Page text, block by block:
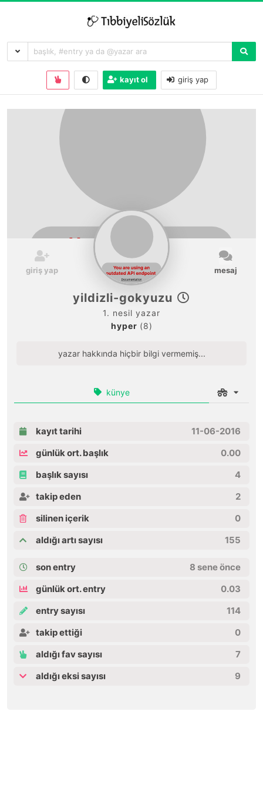
kayıt ol giriş yap
giriş yap mesaj
yildizli-gokyuzu
1. nesil yazar
hyper (8)
yazar hakkında hiçbir bilgi vermemiş...
künye
kayıt tarihi
11-06-2016
günlük ort. başlık
0.00
başlık sayısı
4
takip eden
2
silinen içerik
0
aldığı artı sayısı
155
son entry
8 sene önce
günlük ort. entry
0.03
entry sayısı
114
takip ettiği
0
aldığı fav sayısı
7
aldığı eksi sayısı
9